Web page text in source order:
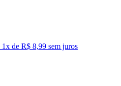
1x de R$ 8,99 sem juros